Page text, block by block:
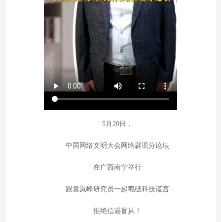
5月20日，
中国网络文明大会网络辟谣分论坛
在广西南宁举行
跟袁岚峰研究员一起戳破科技谎言
拒绝信谣盲从！